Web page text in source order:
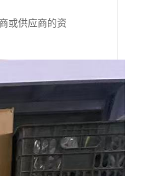
或供应商的资